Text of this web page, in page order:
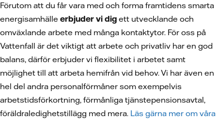
Förutom att du får vara med och forma framtidens smarta
energisamhälle erbjuder vi dig ett utvecklande och
omväxlande arbete med många kontaktytor. För oss på
Vattenfall är det viktigt att arbete och privatliv har en god
balans, därför erbjuder vi flexibilitet i arbetet samt
möjlighet till att arbeta hemifrån vid behov. Vi har även en
hel del andra personalförmåner som exempelvis
arbetstidsförkortning, förmånliga tjänstepensionsavtal,
föräldraledighetstillägg med mera. Läs gärna mer om våra